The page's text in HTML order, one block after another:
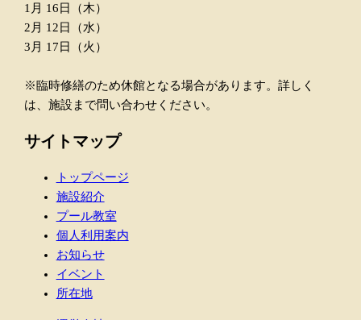
1月 16日（木）
2月 12日（水）
3月 17日（火）
※臨時修繕のため休館となる場合があります。詳しく
は、施設まで問い合わせください。
サイトマップ
トップページ
施設紹介
プール教室
個人利用案内
お知らせ
イベント
所在地